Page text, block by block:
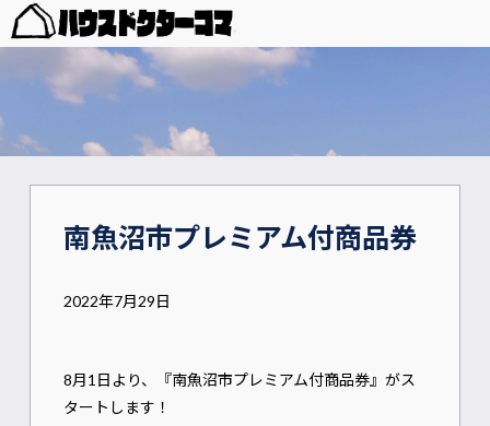
南魚沼市プレミアム付商品券
2022年7月29日
8月1日より、『南魚沼市プレミアム付商品券』がス
タートします！